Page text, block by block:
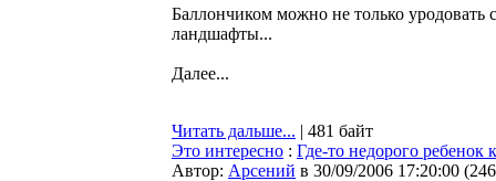
Баллончиком можно не только уродовать
ландшафты...
Далее...
Читать дальше... | 481 байт
Это интересно : Где-то недорого ребенок
Автор: Арсений в 30/09/2006 17:20:00 (